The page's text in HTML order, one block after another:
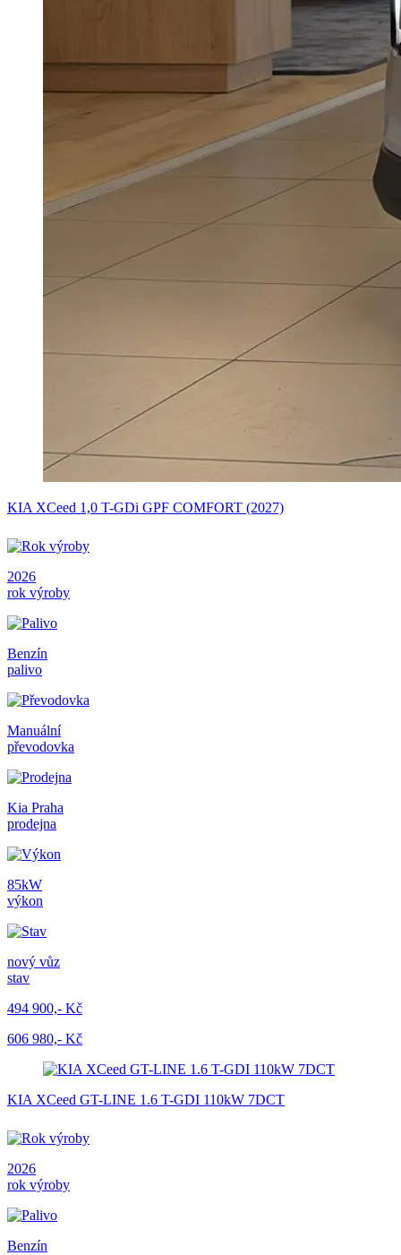
KIA XCeed 1,0 T-GDi GPF COMFORT (2027)
2026
rok výroby
Benzín
palivo
Manuální
převodovka
Kia Praha
prodejna
85kW
výkon
nový vůz
stav
494 900,- Kč
606 980,- Kč
KIA XCeed GT-LINE 1.6 T-GDI 110kW 7DCT
2026
rok výroby
Benzín